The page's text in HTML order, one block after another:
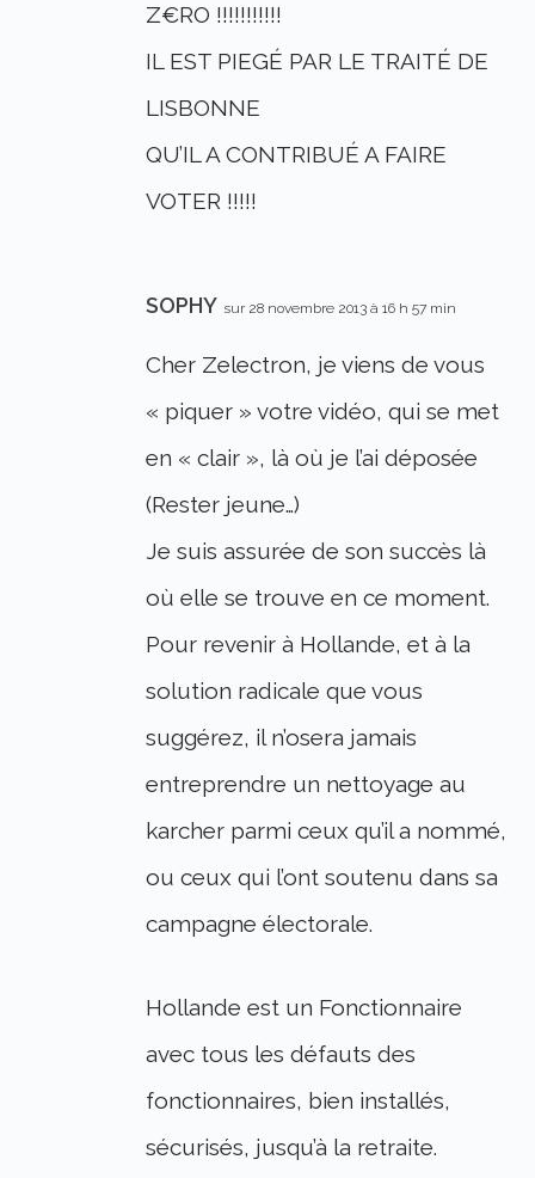
Z€RO !!!!!!!!!!!
IL EST PIEGÉ PAR LE TRAITÉ DE
LISBONNE
QU’IL A CONTRIBUÉ A FAIRE
VOTER !!!!!
SOPHY sur 28 novembre 2013 à 16 h 57 min
Cher Zelectron, je viens de vous
« piquer » votre vidéo, qui se met
en « clair », là où je l’ai déposée
(Rester jeune…)
Je suis assurée de son succès là
où elle se trouve en ce moment.
Pour revenir à Hollande, et à la
solution radicale que vous
suggérez, il n’osera jamais
entreprendre un nettoyage au
karcher parmi ceux qu’il a nommé,
ou ceux qui l’ont soutenu dans sa
campagne électorale.
Hollande est un Fonctionnaire
avec tous les défauts des
fonctionnaires, bien installés,
sécurisés, jusqu’à la retraite.